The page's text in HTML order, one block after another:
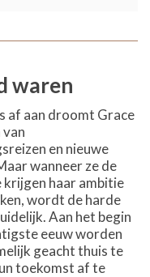
waren
af aan droomt Grace
en nieuwe
wanneer ze de
krijgen haar ambitie
wordt de harde
Aan het begin
eeuw worden
geacht thuis te
toekomst af te